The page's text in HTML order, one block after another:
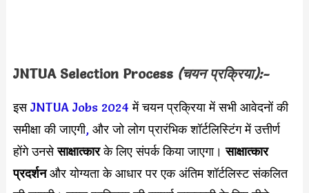
JNTUA Selection Process (चयन प्रक्रिया):-
इसJNTUA Jobs 2024 में चयन प्रक्रिया में सभी आवेदनों की
समीक्षा की जाएगी,और जो लोग प्रारंभिक शॉर्टलिस्टिंग में उत्तीर्ण
होंगे उनसेसाक्षात्कारके लिए संपर्क किया जाएगा। साक्षात्कार
प्रदर्शनऔर योग्यता के आधार पर एक अंतिम शॉर्टलिस्ट संकलित